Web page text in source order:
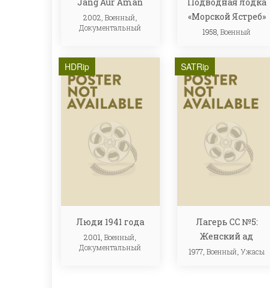
2002,Военный
Документальный
«Морской Ястреб»
1958,Военный
HDRip
Люди 1941 года
2001,Военный
Документальный
SATRip
Лагерь СС №5:
Женский ад
1977,Военный ,Ужасы